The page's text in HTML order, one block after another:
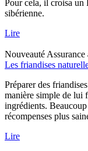
Pour cela, il croisa
sibérienne.
Lire
Nouveauté Assurance
Les friandises
Préparer des
manière simple de lui
ingrédients.
récompenses plus
Lire